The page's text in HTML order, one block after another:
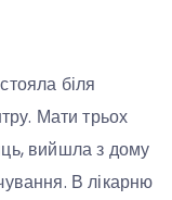
біля
Мати трьох
вийшла з дому
В лікарню